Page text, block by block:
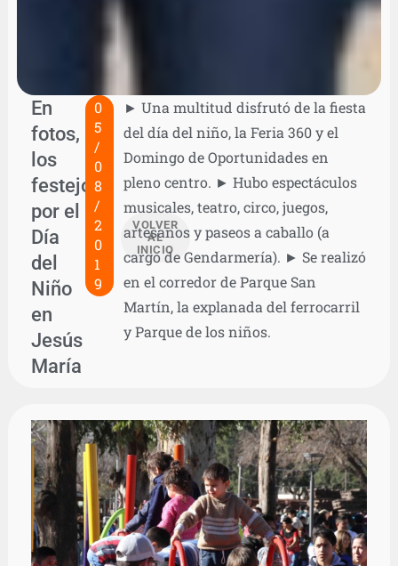
En
fotos,
los
festejos
por el
Día
del
Niño
en
Jesús
María
0
5
/
0
8
/
2
0
1
9
VOLVER
AL
INICIO
► Una multitud disfrutó de la fiesta
del día del niño, la Feria 360 y el
Domingo de Oportunidades en
pleno centro. ► Hubo espectáculos
musicales, teatro, circo, juegos,
artesanos y paseos a caballo (a
cargo de Gendarmería). ► Se realizó
en el corredor de Parque San
Martín, la explanada del ferrocarril
y Parque de los niños.